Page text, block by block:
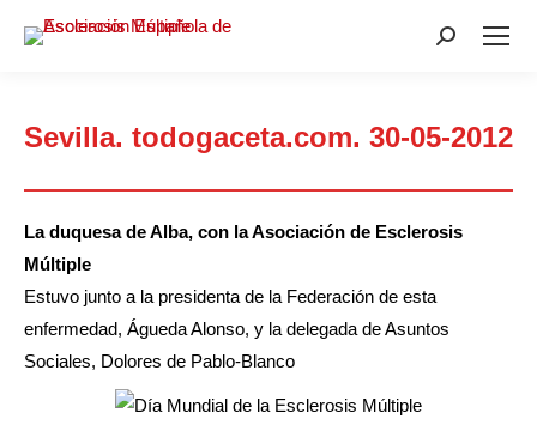
Buscar:
Sevilla. todogaceta.com. 30-05-2012
La duquesa de Alba, con la Asociación de Esclerosis
Múltiple
Estuvo junto a la presidenta de la Federación de esta
enfermedad, Águeda Alonso, y la delegada de Asuntos
Sociales, Dolores de Pablo-Blanco